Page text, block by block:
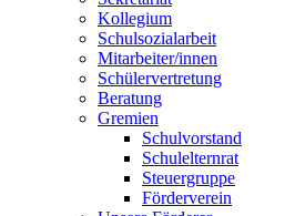
Kollegium
Schulsozialarbeit
Mitarbeiter/innen
Schülervertretung
Beratung
Gremien
Schulvorstand
Schulelternrat
Steuergruppe
Förderverein